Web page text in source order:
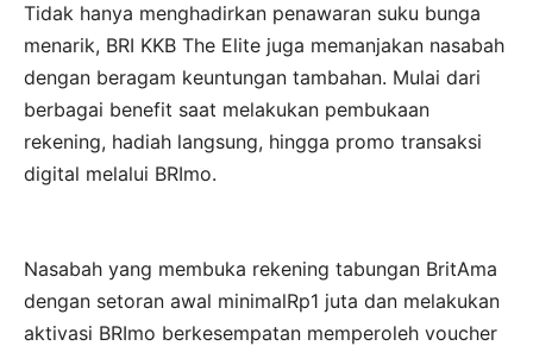
Tidak hanya menghadirkan penawaran suku bunga
menarik, BRI KKB The Elite juga memanjakan nasabah
dengan beragam keuntungan tambahan. Mulai dari
berbagai benefit saat melakukan pembukaan
rekening, hadiah langsung, hingga promo transaksi
digital melalui BRImo.
Nasabah yang membuka rekening tabungan BritAma
dengan setoran awal minimalRp1 juta dan melakukan
aktivasi BRImo berkesempatan memperoleh voucher